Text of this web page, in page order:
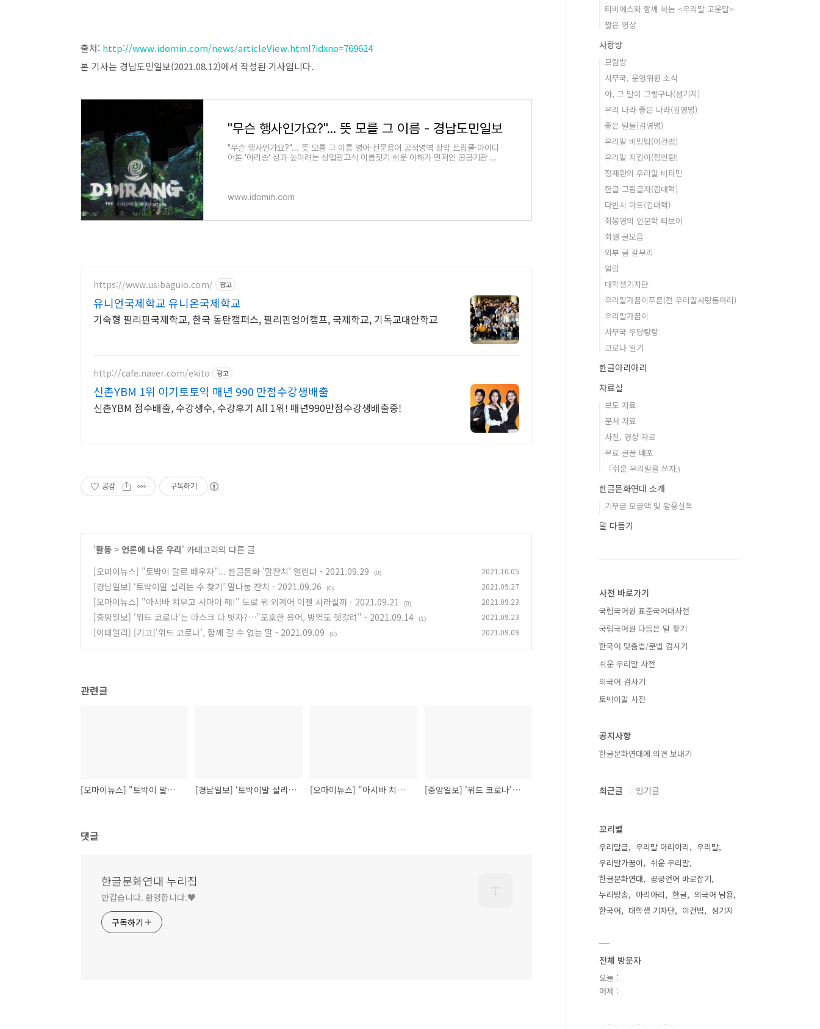
출처: http://www.idomin.com/news/articleView.html?idxno=769624
본 기사는 경남도민일보(2021.08.12)에서 작성된 기사입니다.
"무슨 행사인가요?"... 뜻 모를 그 이름 - 경남도민일보
"무슨 행사인가요?"... 뜻 모를 그 이름 영어·전문용어 공적영역 장악 트립풀·아이디
어톤 '아리송' 성과 높이려는 상업광고식 이름짓기 쉬운 이해가 먼저인 공공기관 언
www.idomin.com
https://www.usibaguio.com/ 광고
유니언국제학교 유니온국제학교
기숙형 필리핀국제학교, 한국 동탄캠퍼스, 필리핀영어캠프, 국제학교, 기독교대안학교
http://cafe.naver.com/ekito 광고
신촌YBM 1위 이기토토익 매년 990 만점수강생배출
신촌YBM 점수배출, 수강생수, 수강후기 All 1위! 매년990만점수강생배출중!
공감 구독하기
'활동 > 언론에 나온 우리' 카테고리의 다른 글
[오마이뉴스] "토박이 말로 배우자"... 한글문화 '말잔치' 열린다 - 2021.09.29
(0) 2021.10.05
[경남일보] ‘토박이말 살리는 수 찾기’ 말나눔 잔치 - 2021.09.26 (0) 2021.09.27
[오마이뉴스] "아시바 치우고 시마이 해!" 도로 위 외계어 이젠 사라질까 - 2021.09.21 (0) 2021.09.23
[중앙일보] '위드 코로나'는 마스크 다 벗자?…"모호한 용어, 방역도 헷갈려" - 2021.09.14 (1) 2021.09.23
[이데일리] [기고]'위드 코로나', 함께 갈 수 없는 말 - 2021.09.09 (0) 2021.09.09
관련글
[오마이뉴스] "토박이 말로 배우자"... 한글문화 '말잔치' 열린다 - 2021.09.29 [경남일보] ‘토박이말 살리는 수 찾기’ 말나눔 잔치 - 2021.09.26 [오마이뉴스] "아시바 치우고 시마이 해!" 도로 위 외계어 이젠 사라질까 - 2021.09.21 [중앙일보] '위드 코로나'는 마스크 다 벗자?…"모호한 용어, 방역도 헷갈려" - 2021.09.14
댓글
한글문화연대 누리집
반갑습니다. 환영합니다.♥
구독하기
티비에스와 함께 하는 <우리말 고운말>
짧은 영상
사랑방
모람방
사무국, 운영위원 소식
아, 그 말이 그렇구나(성기지)
우리 나라 좋은 나라(김영명)
좋은 말들(김영명)
우리말 비빔밥(이건범)
우리말 지킴이(정인환)
정재환의 우리말 비타민
한글 그림글자(김대혁)
다빈치 아트(김대혁)
최봉영의 인문학 티브이
회원 글모음
외부 글 갈무리
알림
대학생기자단
우리말가꿈이푸른(전 우리말사랑동아리)
우리말가꿈이
사무국 우당탕탕
코로나 일기
한글아리아리
자료실
보도 자료
문서 자료
사진, 영상 자료
무료 글꼴 배포
『쉬운 우리말을 쓰자』
한글문화연대 소개
기부금 모금액 및 활용실적
말 다듬기
사전 바로가기
국립국어원 표준국어대사전
국립국어원 다듬은 말 찾기
한국어 맞춤법/문법 검사기
쉬운 우리말 사전
외국어 검사기
토박이말 사전
공지사항
한글문화연대에 의견 보내기
최근글 인기글
꼬리별
우리말글 우리말 아리아리
우리말
우리말가꿈이
쉬운 우리말
한글문화연대
공공언어 바로잡기
누리방송
아리아리 한글
외국어 남용
한국어
대학생 기자단 이건범 성기지
전체 방문자
오늘 :
어제 :